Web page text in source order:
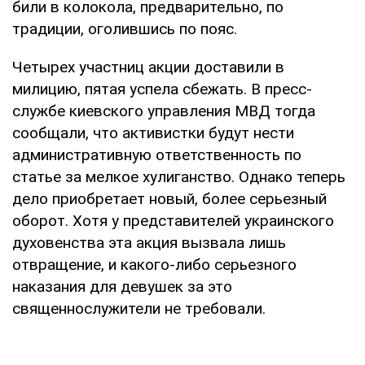
били в колокола, предварительно, по
традиции, оголившись по пояс.
Четырех участниц акции доставили в
милицию, пятая успела сбежать. В пресс-
службе киевского управления МВД тогда
сообщали, что активистки будут нести
административную ответственность по
статье за мелкое хулиганство. Однако теперь
дело приобретает новый, более серьезный
оборот. Хотя у представителей украинского
духовенства эта акция вызвала лишь
отвращение, и какого-либо серьезного
наказания для девушек за это
священнослужители не требовали.